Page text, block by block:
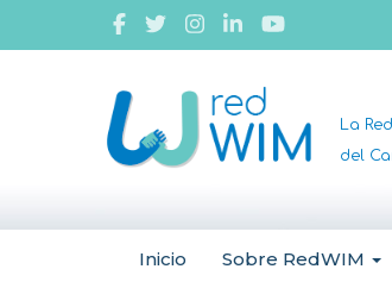
La
del
Inicio Sobre RedWIM